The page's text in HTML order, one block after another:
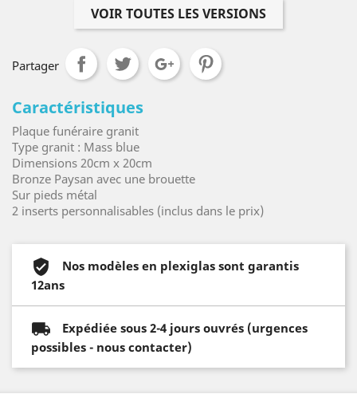
VOIR TOUTES LES VERSIONS
Partager
Caractéristiques
Plaque funéraire granit
Type granit : Mass blue
Dimensions 20cm x 20cm
Bronze Paysan avec une brouette
Sur pieds métal
2 inserts personnalisables (inclus dans le prix)
Nos modèles en plexiglas sont garantis
12ans
Expédiée sous 2-4 jours ouvrés (urgences
possibles - nous contacter)